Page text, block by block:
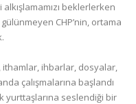
beklerlerken
CHP’nin, ortama
ithamlar, ihbarlar, dosyalar,
çalışmalarına başlandı
yurttaşlarına seslendiği bir